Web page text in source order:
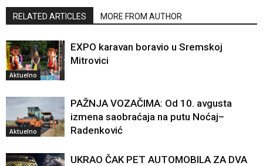
RELATED ARTICLES MORE FROM AUTHOR
Aktuelno
EXPO karavan boravio u Sremskoj
Mitrovici
Aktuelno
PAŽNJA VOZAČIMA: Od 10. avgusta
izmena saobraćaja na putu Noćaj–
Radenković
UKRAO ČAK PET AUTOMOBILA ZA DVA